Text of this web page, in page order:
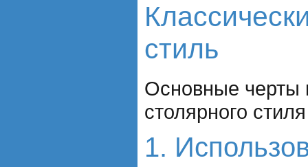
стиль
Основные черты
столярного
1.